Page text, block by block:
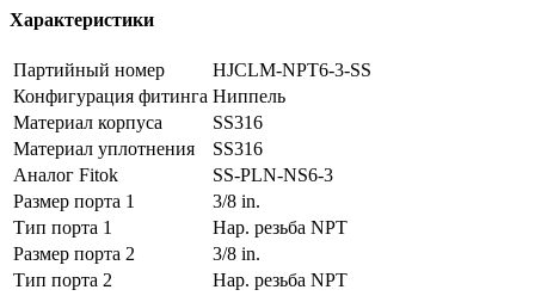
Характеристики
Партийный номер
HJCLM-NPT6-3-SS
Конфигурация фитинга Ниппель
Материал корпуса
SS316
Материал уплотнения
SS316
Аналог Fitok
SS-PLN-NS6-3
Размер порта 1
3/8 in.
Тип порта 1
Нар. резьба NPT
Размер порта 2
3/8 in.
Тип порта 2
Нар. резьба NPT